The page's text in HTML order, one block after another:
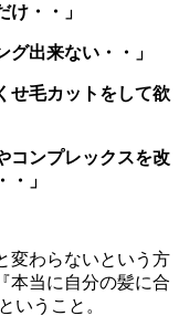
け・・」
グ出来ない・・」
せ毛カットをして欲
コンプレックスを改
」
変わらないという方
本当に自分の髪に合
いうこと。